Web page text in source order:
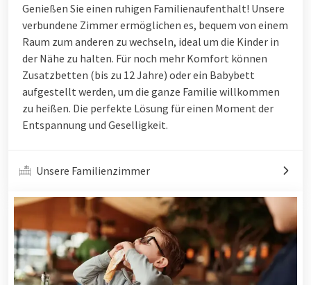
Genießen Sie einen ruhigen Familienaufenthalt! Unsere
verbundene Zimmer ermöglichen es, bequem von einem
Raum zum anderen zu wechseln, ideal um die Kinder in
der Nähe zu halten. Für noch mehr Komfort können
Zusatzbetten (bis zu 12 Jahre) oder ein Babybett
aufgestellt werden, um die ganze Familie willkommen
zu heißen. Die perfekte Lösung für einen Moment der
Entspannung und Geselligkeit.
Unsere Familienzimmer